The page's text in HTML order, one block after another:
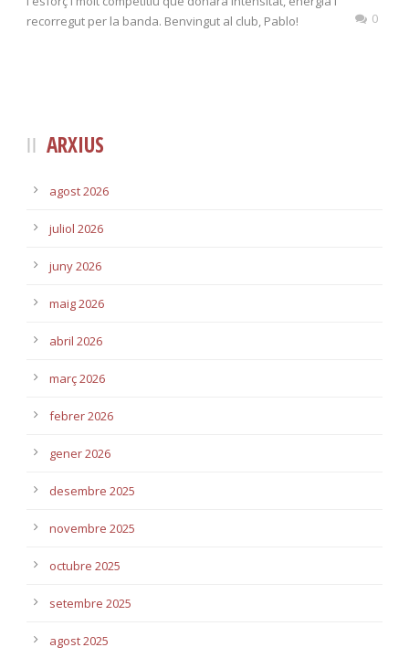
recorregut per la banda. Benvingut al club, Pablo!
0
ARXIUS
agost 2026
juliol 2026
juny 2026
maig 2026
abril 2026
març 2026
febrer 2026
gener 2026
desembre 2025
novembre 2025
octubre 2025
setembre 2025
agost 2025